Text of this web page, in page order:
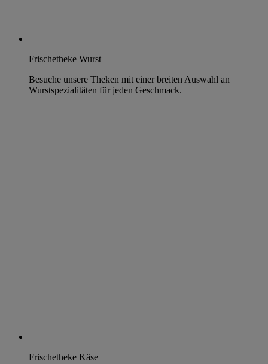
Frischetheke Wurst
Besuche unsere Theken mit einer breiten Auswahl an
Wurstspezialitäten für jeden Geschmack.
Frischetheke Käse